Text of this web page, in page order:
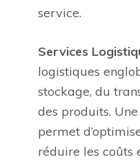
service.
Services
logistiques
stockage, du
des produits.
permet
réduire les coûts